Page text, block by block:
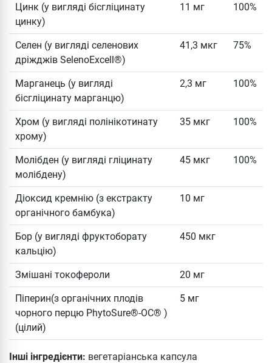
Цинк (у вигляді бісгліцинату
цинку)
11 мг 100%
Селен (у вигляді селенових
дріжджів SelenoExcell®)
41,3 мкг 75%
Марганець (у вигляді
бісгліцинату марганцю)
2,3 мг 100%
Хром (у вигляді полінікотинату
хрому)
35 мкг 100%
Молібден (у вигляді гліцинату
молібдену)
45 мкг 100%
Діоксид кремнію (з екстракту
органічного бамбука)
10 мг
Бор (у вигляді фруктоборату
кальцію)
450 мкг
Змішані токофероли 20 мг
Піперин(з органічних плодів
чорного перцю PhytoSure®-OC® )
(цілий)
5 мг
Інші інгредієнти: вегетаріанська капсула